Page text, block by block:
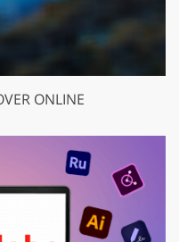
ONLINE